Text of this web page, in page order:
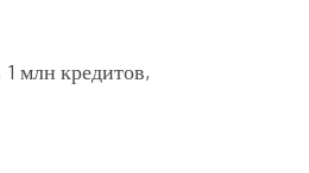
млн кредитов,